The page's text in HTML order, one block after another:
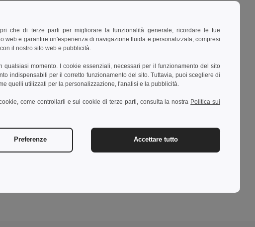
che di terze parti per migliorare la funzionalità generale, ricordare le tue
web e garantire un'esperienza di navigazione fluida e personalizzata, compresi
il nostro sito web e pubblicità.
qualsiasi momento. I cookie essenziali, necessari per il funzionamento del sito
indispensabili per il corretto funzionamento del sito. Tuttavia, puoi scegliere di
quelli utilizzati per la personalizzazione, l'analisi e la pubblicità.
come controllarli e sui cookie di terze parti, consulta la nostra Politica sui
Preferenze Accettare tutto